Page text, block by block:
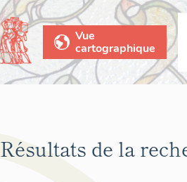
Vue
cartographique
Résultats de la